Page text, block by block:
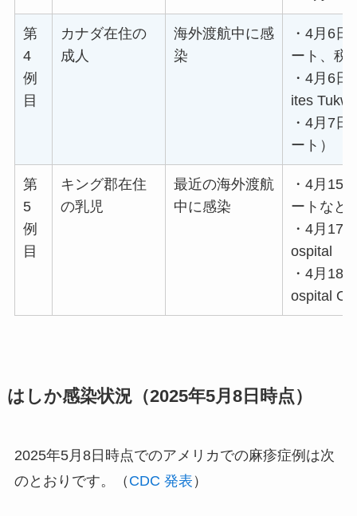
第
4
例
目
カナダ在住の
成人
海外渡航中に感
染
・4月6
ート、税
・4月6
ites
・4月7
ート）
第
5
例
目
キング郡在住
の乳児
最近の海外渡航
中に感染
・4月15
ートなど
・4月17
ospital
・4月18
ospital
はしか感染状況（2025年5月8日時点）
2025年5月8日時点でのアメリカでの麻疹症例は次
のとおりです。（ CDC 発表 ）